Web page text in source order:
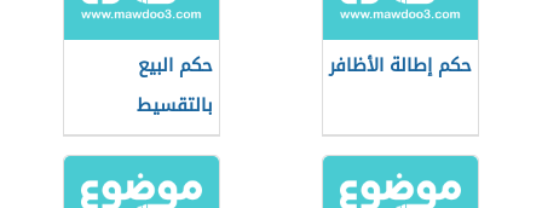
حكم إطالة الأظافر
حكم البيع
بالتقسيط